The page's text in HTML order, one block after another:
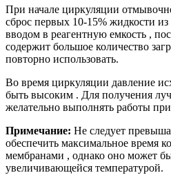
При начале циркуляции
сброс первых 10-15% жидкости
вводом в реагентную емкость ,
содержит большое количество
повторно использовать.
Во время циркуляции давление
быть высоким . Для получения
желательно выполнять работы
Примечание: Не следует
обеспечить максимальное время
мембранами , однако оно может
увеличивающейся температурой.